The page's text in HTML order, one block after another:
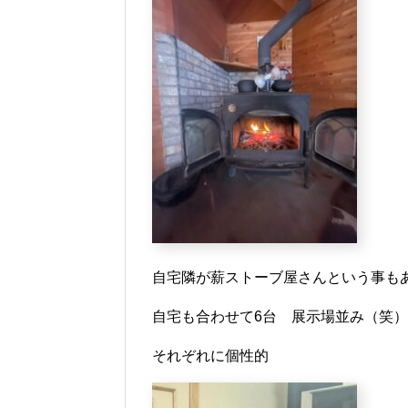
自宅隣が薪ストーブ屋さんという事も
自宅も合わせて6台 展示場並み（笑）
それぞれに個性的